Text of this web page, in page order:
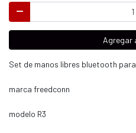
Agregar
Set de manos libres bluetooth
marca freedconn
modelo R3